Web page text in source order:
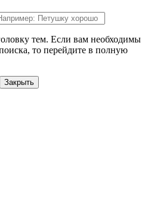
тем. Если вам необходимы
то перейдите в полную
Закрыть